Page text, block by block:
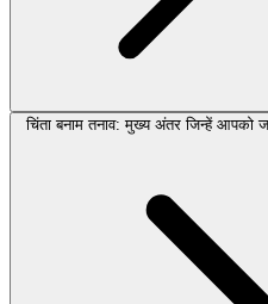
चिंता बनाम तनाव: मुख्य अंतर जिन्हें आपको